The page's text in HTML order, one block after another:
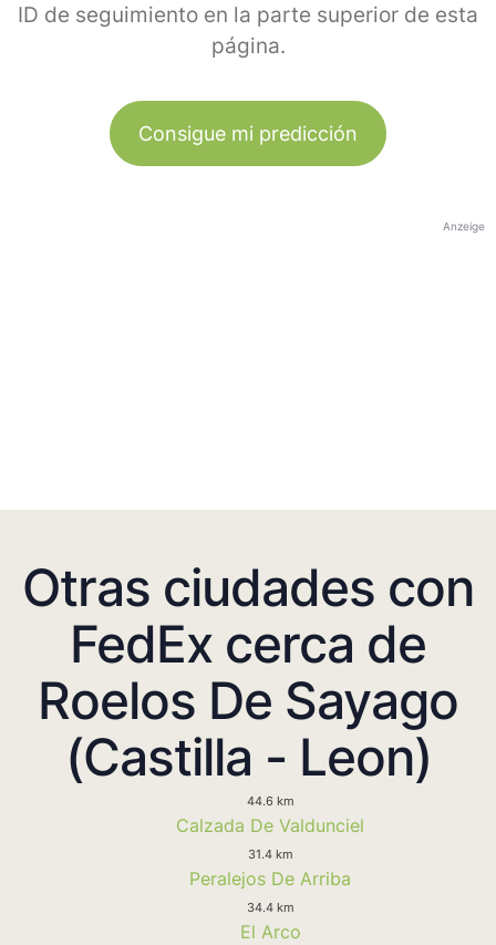
ID de seguimiento en la parte superior de esta
página.
Consigue mi predicción
Anzeige
Otras ciudades con
FedEx cerca de
Roelos De Sayago
(Castilla - Leon)
44.6 km
Calzada De Valdunciel
31.4 km
Peralejos De Arriba
34.4 km
El Arco